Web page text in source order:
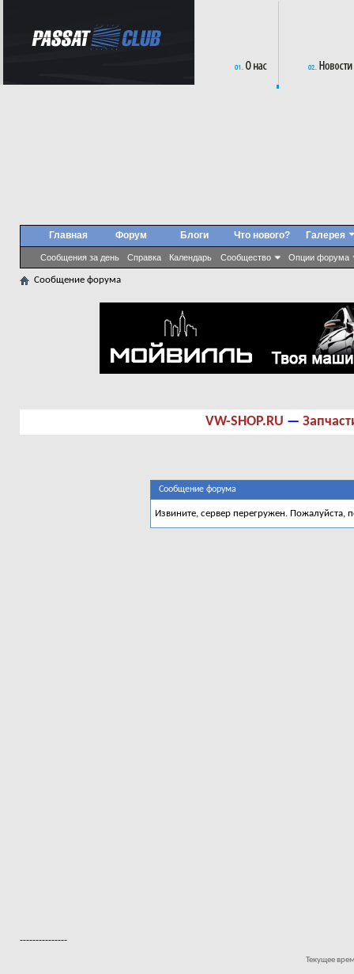
Главная Форум
Сообщения за день Справка Календарь Сообщество Опции форума
Блоги Что нового? Галерея
Сообщение форума
VW-SHOP.RU —
Сообщение форума
Извините, сервер перегружен. Пожалуйста,
---------------
Текущее